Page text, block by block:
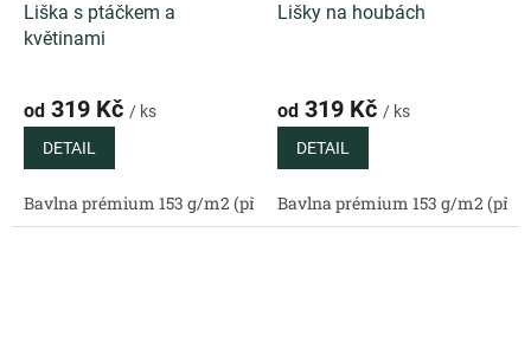
Liška s ptáčkem a
květinami
od 319 Kč / ks
DETAIL
Bavlna prémium 153 g/m2 (přírodní) Bavlněný satén 130 g/
Lišky na houbách
od 319 Kč / ks
DETAIL
Bavlna prémium 153 g/m2